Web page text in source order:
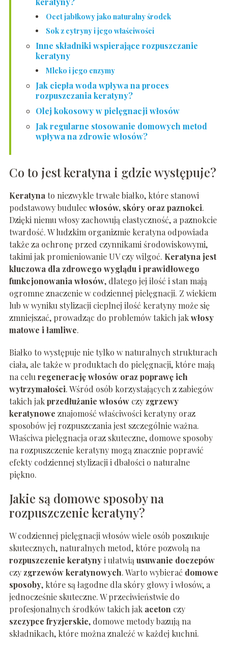
Ocet jabłkowy jako naturalny środek
Sok z cytryny i jego właściwości
Inne składniki wspierające rozpuszczanie
keratyny
Mleko i jego enzymy
Jak ciepła woda wpływa na proces
rozpuszczania keratyny?
Olej kokosowy w pielęgnacji włosów
Jak regularne stosowanie domowych metod
wpływa na zdrowie włosów?
Co to jest keratyna i gdzie występuje?
Keratynato niezwykle trwałe białko, które stanowi
podstawowy budulec włosów, skóry oraz paznokci.
Dzięki niemu włosy zachowują elastyczność, a paznokcie
twardość. W ludzkim organizmie keratyna odpowiada
także za ochronę przed czynnikami środowiskowymi,
takimi jak promieniowanie UV czy wilgoć. Keratyna jest
kluczowa dla zdrowego wyglądu i prawidłowego
funkcjonowania włosów, dlatego jej ilość i stan mają
ogromne znaczenie w codziennej pielęgnacji. Z wiekiem
lub w wyniku stylizacji cieplnej ilość keratyny może się
zmniejszać, prowadząc do problemów takich jakwłosy
matowe i łamliwe.
Białko to występuje nie tylko w naturalnych strukturach
ciała, ale także w produktach do pielęgnacji, które mają
na celuregenerację włosów oraz poprawę ich
wytrzymałości. Wśród osób korzystających z zabiegów
takich jakprzedłużanie włosówczy zgrzewy
keratynowe znajomość właściwości keratyny oraz
sposobów jej rozpuszczania jest szczególnie ważna.
Właściwa pielęgnacja oraz skuteczne, domowe sposoby
na rozpuszczenie keratyny mogą znacznie poprawić
efekty codziennej stylizacji i dbałości o naturalne
piękno.
Jakie są domowe sposoby na
rozpuszczenie keratyny?
W codziennej pielęgnacji włosów wiele osób poszukuje
skutecznych, naturalnych metod, które pozwolą na
rozpuszczenie keratynyi ułatwiąusuwanie doczepów
czy zgrzewów keratynowych. Warto wybierać domowe
sposoby, które są łagodne dla skóry głowy i włosów, a
jednocześnie skuteczne. W przeciwieństwie do
profesjonalnych środków takich jak acetonczy
szczypce fryzjerskie, domowe metody bazują na
składnikach, które można znaleźć w każdej kuchni.